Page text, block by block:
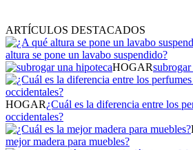
ARTÍCULOS DESTACADOS
altura se pone un lavabo suspendido?
HOGAR
HOGAR¿Cuál es la diferencia entre los
occidentales?
mejor madera para muebles?